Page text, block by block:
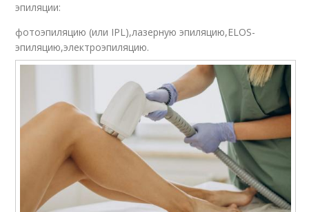
эпиляции:
фотоэпиляцию (или IPL),лазерную эпиляцию,ELOS-
эпиляцию,электроэпиляцию.